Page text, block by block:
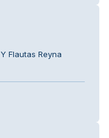
Flautas Reyna